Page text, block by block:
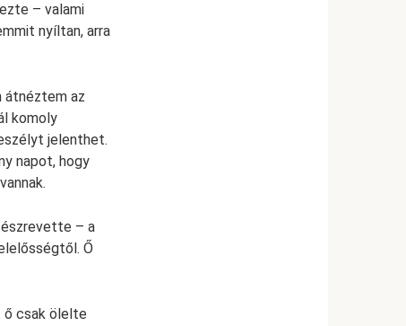
– valami
nyíltan, arra
átnéztem az
komoly
jelenthet.
napot, hogy
észrevette – a
Ő
ő csak ölelte